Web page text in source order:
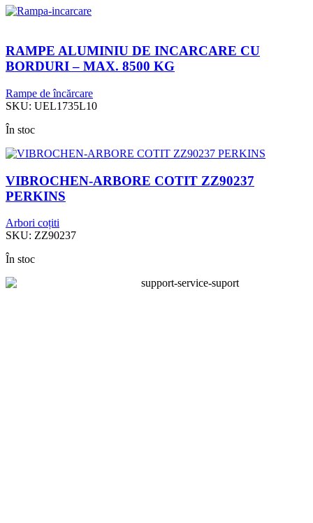
RAMPE ALUMINIU DE INCARCARE CU
BORDURI – MAX. 8500 KG
Rampe de încărcare
SKU: UEL1735L10
În stoc
VIBROCHEN-ARBORE COTIT ZZ90237
PERKINS
Arbori coțiti
SKU: ZZ90237
În stoc